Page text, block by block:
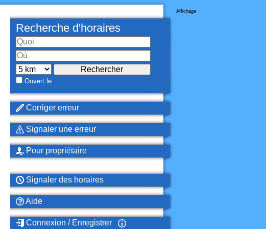
Affichage
Recherche d'horaires
Ouvert le
Corriger erreur
Signaler une erreur
Pour propriétaire
Signaler des horaires
Aide
Connexion / Enregistrer